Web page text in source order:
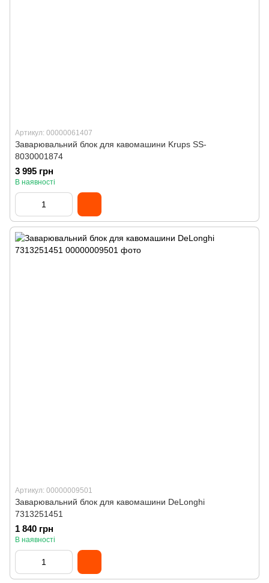
Артикул: 00000061407
Заварювальний блок для кавомашини Krups SS-
8030001874
3 995 грн
В наявності
Артикул: 00000009501
Заварювальний блок для кавомашини DeLonghi
7313251451
1 840 грн
В наявності